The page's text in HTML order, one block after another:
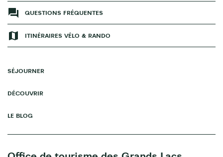
QUESTIONS FRÉQUENTES
ITINÉRAIRES VÉLO & RANDO
SÉJOURNER
DÉCOUVRIR
LE BLOG